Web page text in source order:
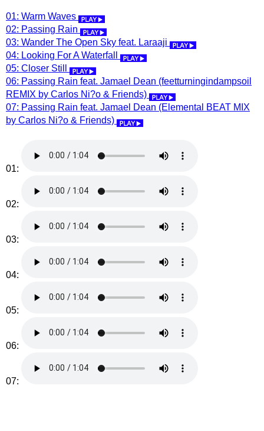
01: Warm Waves
02: Passing Rain
03: Wander The Open Sky feat. Laraaji
04: Looking For A Waterfall
05: Closer Still
06: Passing Rain feat. Jamael Dean (feetturningindampsoil
REMIX by Carlos Ni?o & Friends)
07: Passing Rain feat. Jamael Dean (Elemental BEAT MIX
by Carlos Ni?o & Friends)
01:
02:
03:
04:
05:
06:
07: